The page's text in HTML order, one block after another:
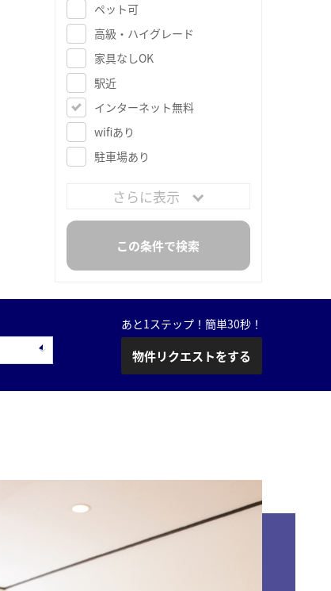
ペット可
高級・ハイグレード
家具なしOK
駅近
インターネット無料
wifiあり
駐車場あり
さらに表示
あと1ステップ！簡単30秒！
物件リクエストをする